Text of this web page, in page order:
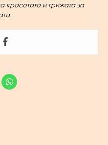
красотата и грижата за